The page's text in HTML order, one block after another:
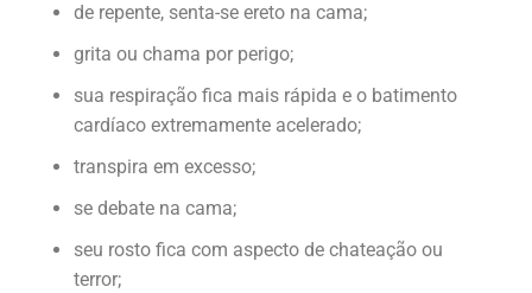
de repente, senta-se ereto na cama;
grita ou chama por perigo;
sua respiração fica mais rápida e o batimento
cardíaco extremamente acelerado;
transpira em excesso;
se debate na cama;
seu rosto fica com aspecto de chateação ou
terror;